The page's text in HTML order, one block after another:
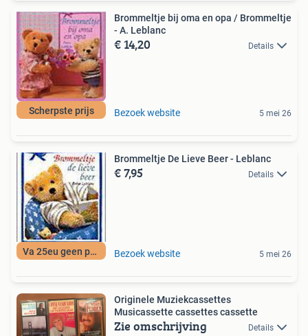
Scherpste prijs
Brommeltje bij oma en opa / Brommeltje
- A. Leblanc
€ 14,20 Details
Bezoek website 5 mei 26
Va 25eu geen porto
Brommeltje De Lieve Beer - Leblanc
€ 7,95 Details
Bezoek website 5 mei 26
Originele Muziekcassettes
Musicassette cassettes cassette
Zie omschrijving Details